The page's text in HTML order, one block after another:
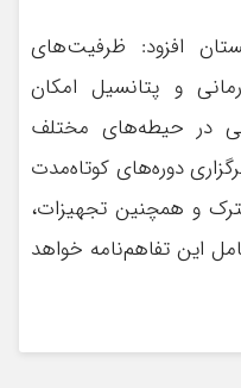
افزود: ظرفیت‌های
و پتانسیل امکان
در حیطه‌های مختلف
دوره‌های کوتاه‌مدت
و همچنین تجهیزات،
این تفاهم‌نامه خواهد